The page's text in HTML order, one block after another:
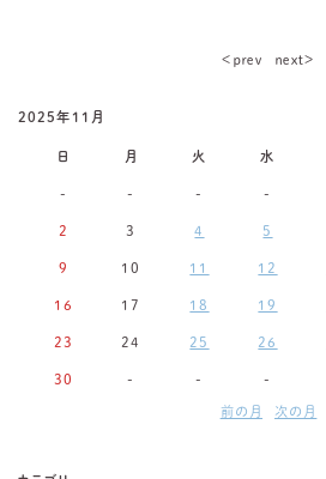
＜ｐｒｅｖ ｎｅｘｔ＞
2025年11月
日 月 火 水
- - - -
2 3 4 5
9 10 11 12
16 17 18 19
23 24 25 26
30 - - -
前の月 次の月